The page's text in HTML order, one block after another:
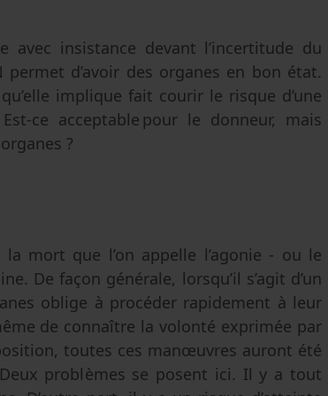
insistance devant l’incertitude du
d’avoir des organes en bon état.
implique fait courir le risque d’une
ce acceptable pour le donneur, mais
?
mort que l’on appelle l’agonie - ou le
De façon générale, lorsqu’il s’agit d’un
oblige à procéder rapidement à leur
de connaître la volonté exprimée par
toutes ces manœuvres auront été
problèmes se posent ici. Il y a tout